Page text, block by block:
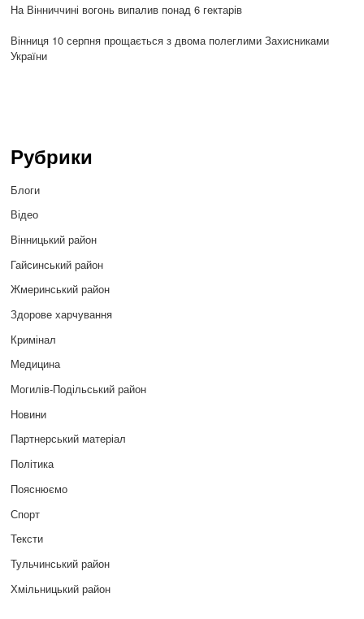
На Вінниччині вогонь випалив понад 6 гектарів
Вінниця 10 серпня прощається з двома полеглими Захисниками
України
Рубрики
Блоги
Відео
Вінницький район
Гайсинський район
Жмеринський район
Здорове харчування
Кримінал
Медицина
Могилів-Подільський район
Новини
Партнерський матеріал
Політика
Пояснюємо
Спорт
Тексти
Тульчинський район
Хмільницький район